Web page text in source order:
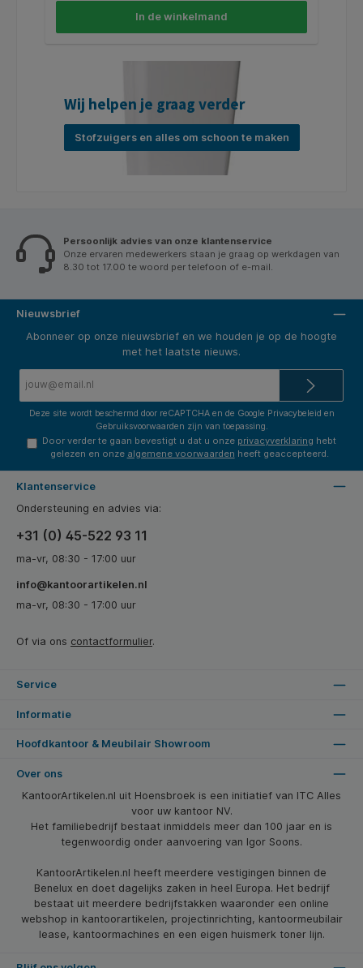
In de winkelmand
Wij helpen je graag verder
Stofzuigers en alles om schoon te maken
Persoonlijk advies van onze klantenservice
Onze ervaren medewerkers staan je graag op werkdagen van
8.30 tot 17.00 te woord per telefoon of e-mail.
Nieuwsbrief
Abonneer op onze nieuwsbrief en we houden je op de hoogte
met het laatste nieuws.
Deze site wordt beschermd door reCAPTCHA en de Google Privacybeleid en
Gebruiksvoorwaarden zijn van toepassing.
Door verder te gaan bevestigt u dat u onze privacyverklaring hebt
gelezen en onze algemene voorwaarden heeft geaccepteerd.
Klantenservice
Ondersteuning en advies via:
+31 (0) 45-522 93 11
ma-vr, 08:30 - 17:00 uur
info@kantoorartikelen.nl
ma-vr, 08:30 - 17:00 uur
Of via ons contactformulier.
Service
Informatie
Hoofdkantoor & Meubilair Showroom
Over ons
KantoorArtikelen.nl uit Hoensbroek is een initiatief van ITC Alles
voor uw kantoor NV.
Het familiebedrijf bestaat inmiddels meer dan 100 jaar en is
tegenwoordig onder aanvoering van Igor Soons.
KantoorArtikelen.nl heeft meerdere vestigingen binnen de
Benelux en doet dagelijks zaken in heel Europa. Het bedrijf
bestaat uit meerdere bedrijfstakken waaronder een online
webshop in kantoorartikelen, projectinrichting, kantoormeubilair
lease, kantoormachines en een eigen huismerk toner lijn.